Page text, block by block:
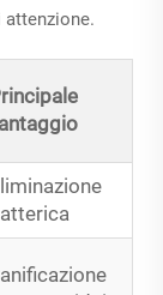
attenzione.